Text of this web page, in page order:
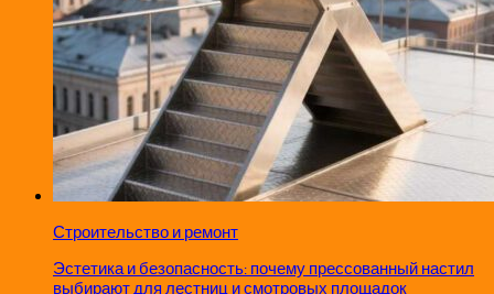
Строительство и ремонт
Эстетика и безопасность: почему прессованный настил
выбирают для лестниц и смотровых площадок